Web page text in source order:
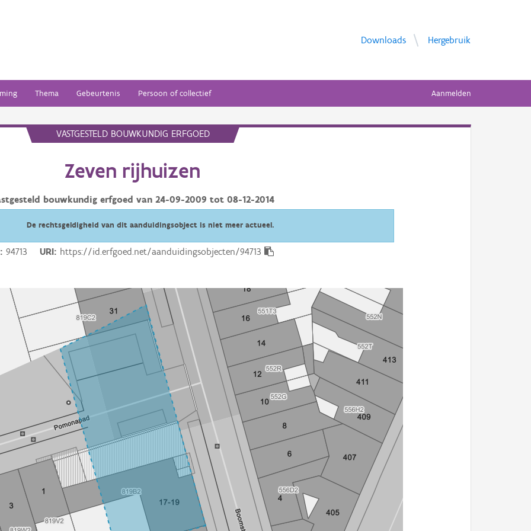
Downloads Hergebruik
Thema Gebeurtenis Persoon of collectief Aanmelden
VASTGESTELD BOUWKUNDIG ERFGOED
Zeven rijhuizen
bouwkundig erfgoed van24-09-2009 tot08-12-2014
De rechtsgeldigheid van dit aanduidingsobject is niet meer actueel.
94713 URI https://id.erfgoed.net/aanduidingsobjecten/94713